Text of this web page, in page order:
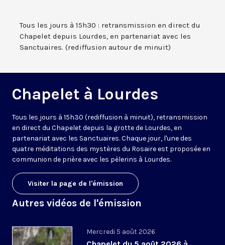
Tous les jours à 15h30 : retransmission en direct du
Chapelet depuis Lourdes, en partenariat avec les
Sanctuaires. (rediffusion autour de minuit)
Chapelet à Lourdes
Tous les jours à 15h30 (rediffusion à minuit), retransmission
en direct du Chapelet depuis la grotte de Lourdes, en
partenariat avec les Sanctuaires. Chaque jour, l'une des
quatre méditations des mystères du Rosaire est proposée en
communion de prière avec les pèlerins à Lourdes.
Visiter la page de l'émission
Autres vidéos de l'émission
Mercredi 5 août 2026